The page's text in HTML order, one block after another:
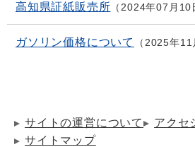
高知県証紙販売所 2024年07月10
ガソリン価格について 2025年11
サイトの運営について
アクセ
サイトマップ